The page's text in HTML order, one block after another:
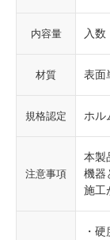
内容量 入
材質 表面
規格認定 ホ
注意事項
本製
機器
施工
・